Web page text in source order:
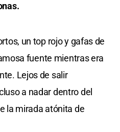
un top rojo y gafas de
fuente mientras era
Lejos de salir
a nadar dentro del
la mirada atónita de